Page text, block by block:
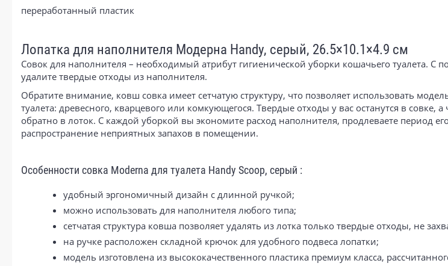
переработанный пластик
Лопатка для наполнителя Модерна Handy, серый, 26.5×10.1×4.9 см
Совок для наполнителя – необходимый атрибут гигиенической уборки кошачьего туалета. С
удалите твердые отходы из наполнителя.
Обратите внимание, ковш совка имеет сетчатую структуру, что позволяет использовать
туалета: древесного, кварцевого или комкующегося. Твердые отходы у вас останутся в совке,
обратно в лоток. С каждой уборкой вы экономите расход наполнителя, продлеваете период
распространение неприятных запахов в помещении.
Особенности совка Moderna для туалета Handy Scoop, серый :
удобный эргономичный дизайн с длинной ручкой;
можно использовать для наполнителя любого типа;
сетчатая структура ковша позволяет удалять из лотка только твердые отходы, не
на ручке расположен складной крючок для удобного подвеса лопатки;
модель изготовлена из высококачественного пластика премиум класса,